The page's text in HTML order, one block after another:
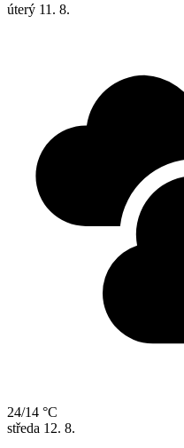
úterý 11. 8.
24/14 °C
středa 12. 8.